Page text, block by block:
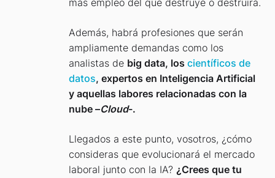
más empleo del que destruye o destruirá.
Además, habrá profesiones que serán
ampliamente demandas como los
analistas de big data, los científicos de
datos, expertos en Inteligencia Artificial
y aquellas labores relacionadas con la
nube –Cloud-.
Llegados a este punto, vosotros, ¿cómo
consideras que evolucionará el mercado
laboral junto con la IA? ¿Crees que tu